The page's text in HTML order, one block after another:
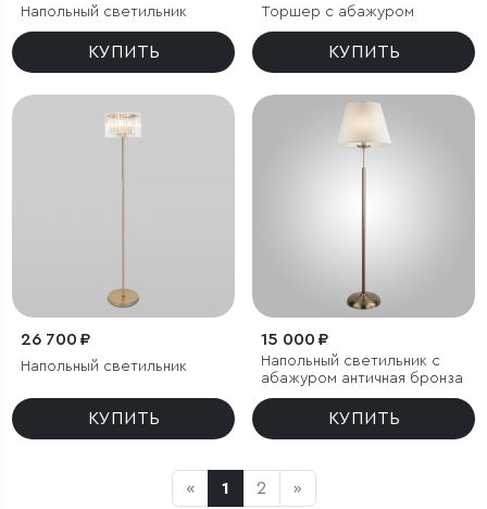
Напольный светильник
КУПИТЬ
Торшер с абажуром
КУПИТЬ
26 700 ₽
Напольный светильник
КУПИТЬ
15 000 ₽
Напольный светильник с
абажуром античная бронза
КУПИТЬ
« 1 2 »